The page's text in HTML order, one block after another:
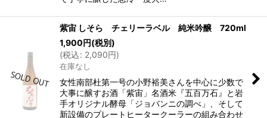
紫宙 しそら チェリーラベル 純米吟醸 720ml
1,900円(税別)
(税込: 2,090円)
在庫なし
女性南部杜第一号の小野裕美さんを中心に少数で
大事に醸すお酒「紫宙」名酒米『五百万石』と岩
手オリジナル酵母「ジョバンニの調べ」、そして
新設備のプレートヒータークーラーの組み合わせ